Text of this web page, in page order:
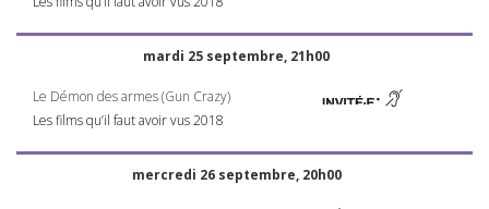
mardi 25 septembre, 21h00
Le Démon des armes (Gun Crazy)
Les films qu’il faut avoir vus 2018
mercredi 26 septembre, 20h00